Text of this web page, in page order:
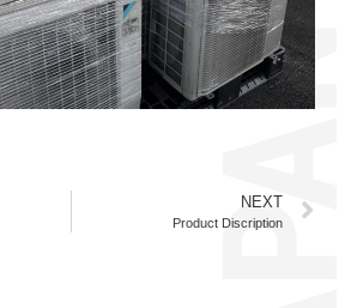
NEXT
Product Discription